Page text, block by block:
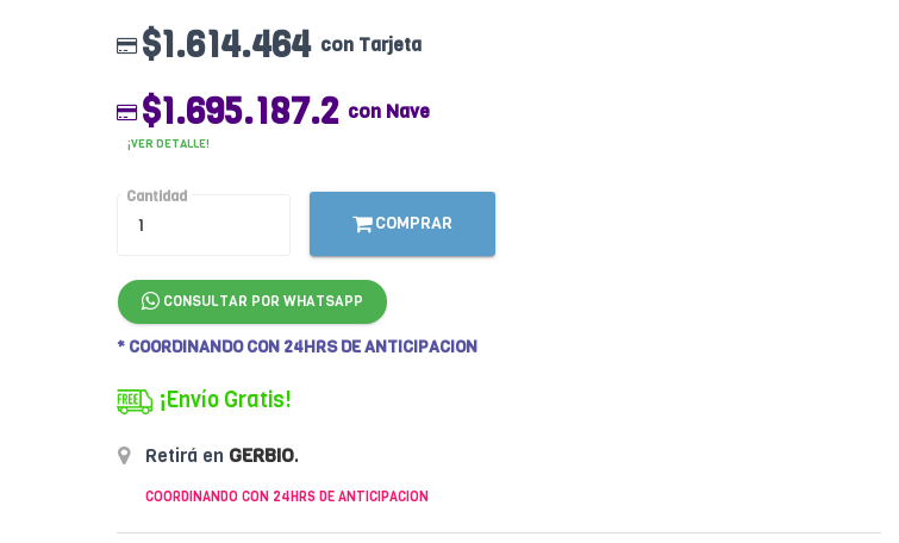
$1.614.464 con Tarjeta
$1.695.187.2 con Nave
¡VER DETALLE!
Cantidad
COMPRAR
CONSULTAR POR WHATSAPP
* COORDINANDO CON 24HRS DE ANTICIPACION
¡Envío Gratis!
Retirá en GERBIO.
COORDINANDO CON 24HRS DE ANTICIPACION